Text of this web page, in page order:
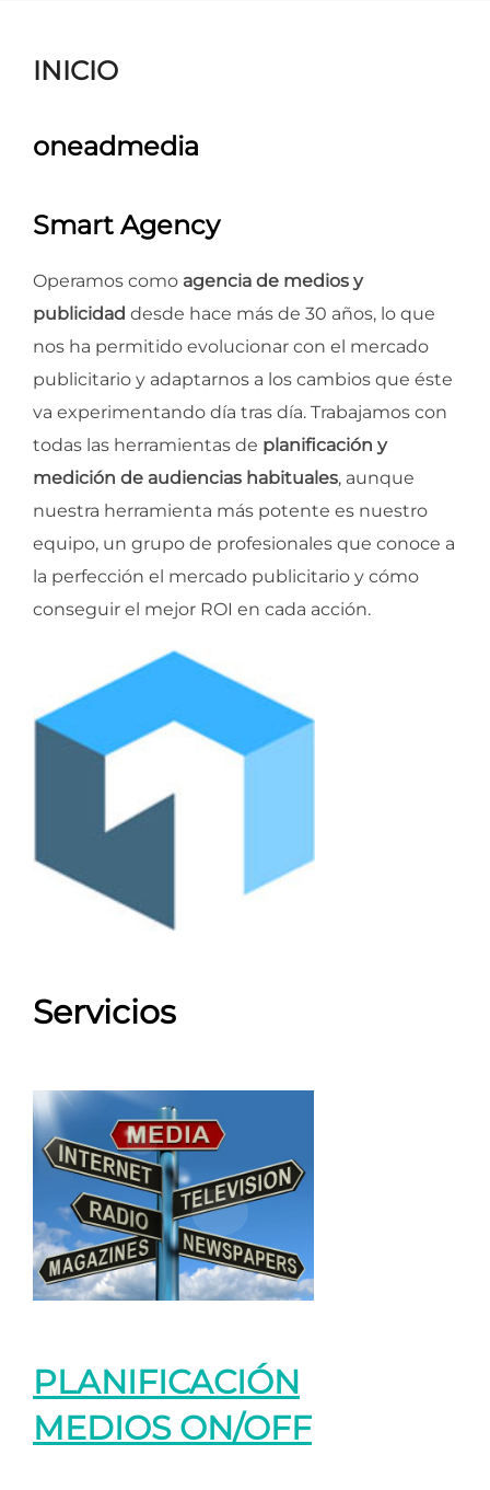
INICIO
oneadmedia
Smart Agency
Operamos como agencia de medios y
publicidad desde hace más de 30 años, lo que
nos ha permitido evolucionar con el mercado
publicitario y adaptarnos a los cambios que éste
va experimentando día tras día. Trabajamos con
todas las herramientas de planificación y
medición de audiencias habituales, aunque
nuestra herramienta más potente es nuestro
equipo, un grupo de profesionales que conoce a
la perfección el mercado publicitario y cómo
conseguir el mejor ROI en cada acción.
Servicios
PLANIFICACIÓN
MEDIOS ON/OFF